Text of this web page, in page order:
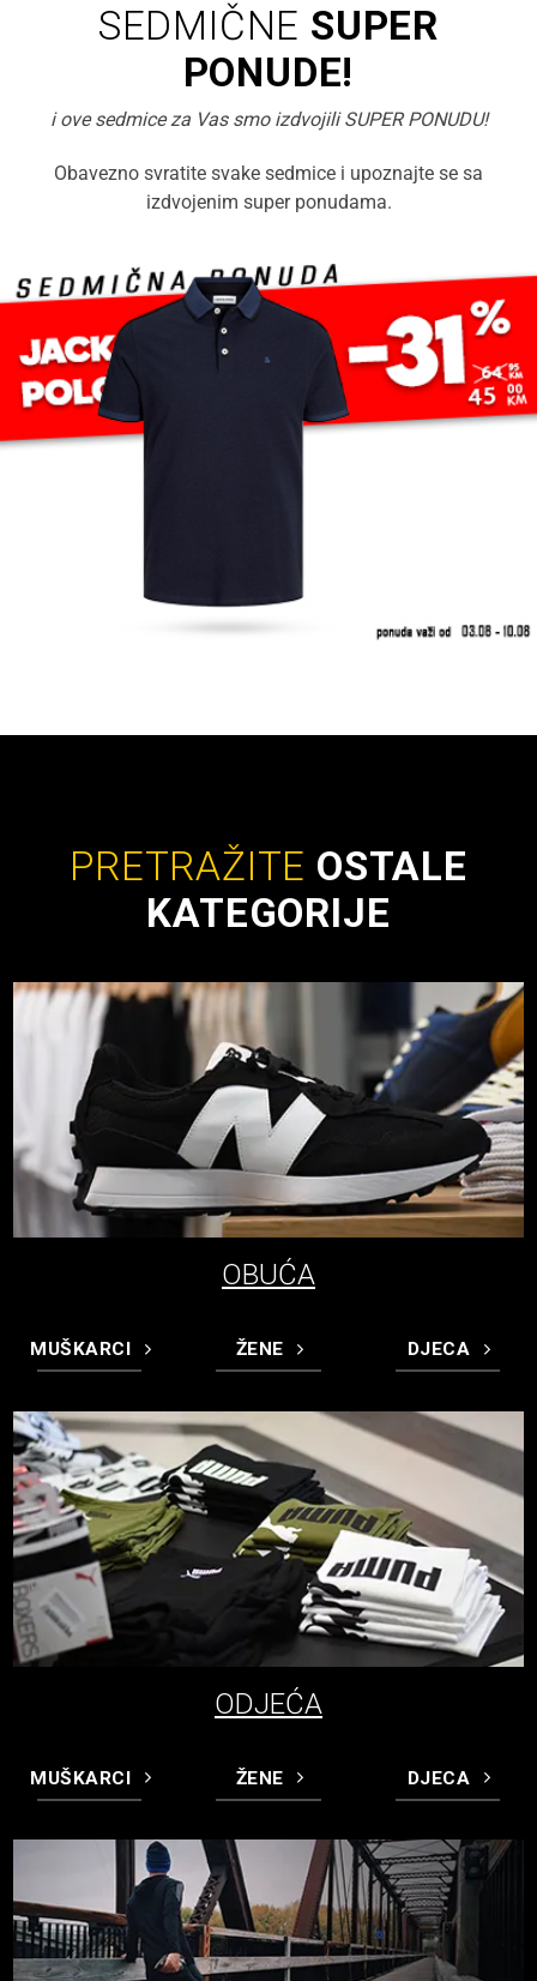
SEDMIČNE SUPER
PONUDE!
i ove sedmice za Vas smo izdvojili SUPER PONUDU!
Obavezno svratite svake sedmice i upoznajte se sa
izdvojenim super ponudama.
PRETRAŽITE OSTALE
KATEGORIJE
OBUĆA
MUŠKARCI ŽENE DJECA
ODJEĆA
MUŠKARCI ŽENE DJECA